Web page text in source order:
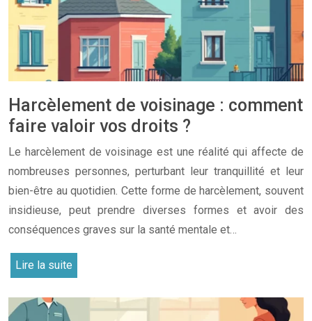
Harcèlement de voisinage : comment
faire valoir vos droits ?
Le harcèlement de voisinage est une réalité qui affecte de
nombreuses personnes, perturbant leur tranquillité et leur
bien-être au quotidien. Cette forme de harcèlement, souvent
insidieuse, peut prendre diverses formes et avoir des
conséquences graves sur la santé mentale et…
Lire la suite